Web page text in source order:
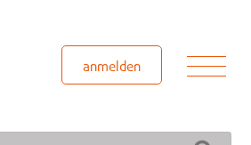
anmelden